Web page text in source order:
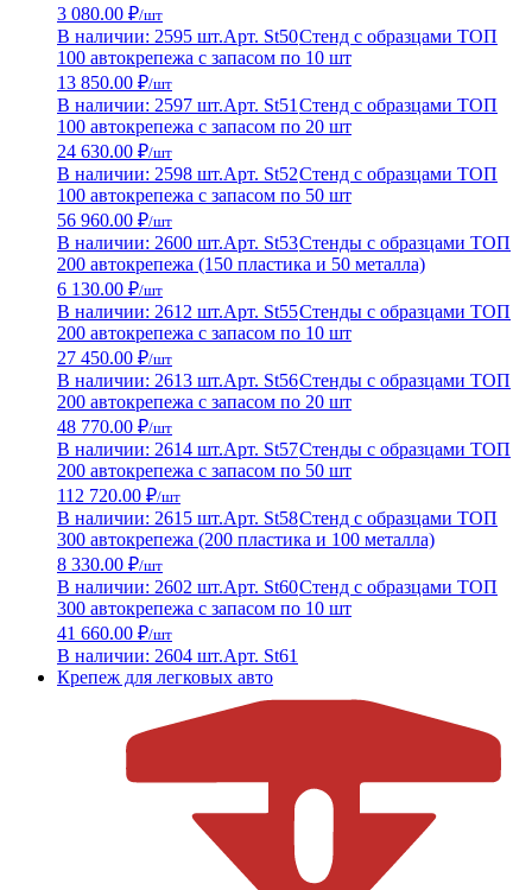
3 080.00 ₽/шт
В наличии: 2595 шт.Арт. St50Стенд с образцами ТОП
100 автокрепежа с запасом по 10 шт
13 850.00 ₽/шт
В наличии: 2597 шт.Арт. St51 Стенд с образцами ТОП
100 автокрепежа с запасом по 20 шт
24 630.00 ₽/шт
В наличии: 2598 шт.Арт. St52Стенд с образцами ТОП
100 автокрепежа с запасом по 50 шт
56 960.00 ₽/шт
В наличии: 2600 шт.Арт. St53Стенды с образцами ТОП
200 автокрепежа (150 пластика и 50 металла)
6 130.00 ₽/шт
В наличии: 2612 шт.Арт. St55Стенды с образцами ТОП
200 автокрепежа с запасом по 10 шт
27 450.00 ₽/шт
В наличии: 2613 шт.Арт. St56Стенды с образцами ТОП
200 автокрепежа с запасом по 20 шт
48 770.00 ₽/шт
В наличии: 2614 шт.Арт. St57Стенды с образцами ТОП
200 автокрепежа с запасом по 50 шт
112 720.00 ₽/шт
В наличии: 2615 шт.Арт. St58Стенд с образцами ТОП
300 автокрепежа (200 пластика и 100 металла)
8 330.00 ₽/шт
В наличии: 2602 шт.Арт. St60Стенд с образцами ТОП
300 автокрепежа с запасом по 10 шт
41 660.00 ₽/шт
В наличии: 2604 шт.Арт. St61
Крепеж для легковых авто